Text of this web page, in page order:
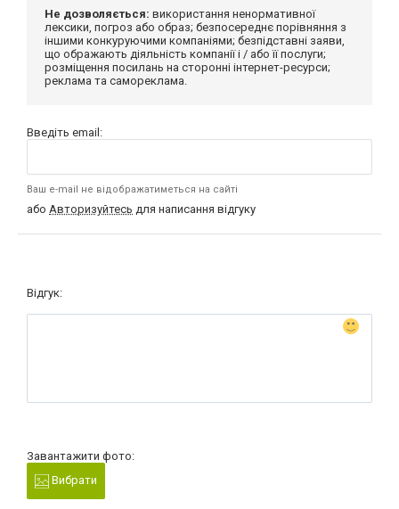
Не дозволяється: використання ненормативної
лексики, погроз або образ; безпосереднє порівняння з
іншими конкуруючими компаніями; безпідставні заяви,
що ображають діяльність компанії і / або її послуги;
розміщення посилань на сторонні інтернет-ресурси;
реклама та самореклама.
Введіть email:
Ваш e-mail не відображатиметься на сайті
або Авторизуйтесь для написання відгуку
Відгук:
Завантажити фото:
Вибрати